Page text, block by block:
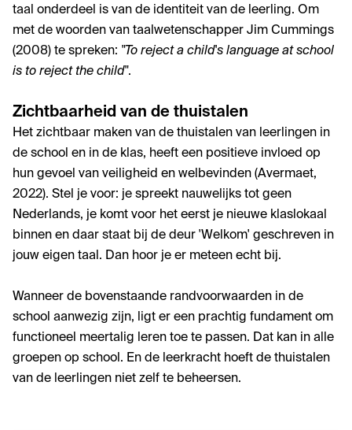
taal onderdeel is van de identiteit van de leerling. Om
met de woorden van taalwetenschapper Jim Cummings
(2008) te spreken: "To reject a child's language at school
is to reject the child".
Zichtbaarheid van de thuistalen
Het zichtbaar maken van de thuistalen van leerlingen in
de school en in de klas, heeft een positieve invloed op
hun gevoel van veiligheid en welbevinden (Avermaet,
2022). Stel je voor: je spreekt nauwelijks tot geen
Nederlands, je komt voor het eerst je nieuwe klaslokaal
binnen en daar staat bij de deur 'Welkom' geschreven in
jouw eigen taal. Dan hoor je er meteen echt bij.
Wanneer de bovenstaande randvoorwaarden in de
school aanwezig zijn, ligt er een prachtig fundament om
functioneel meertalig leren toe te passen. Dat kan in alle
groepen op school. En de leerkracht hoeft de thuistalen
van de leerlingen niet zelf te beheersen.